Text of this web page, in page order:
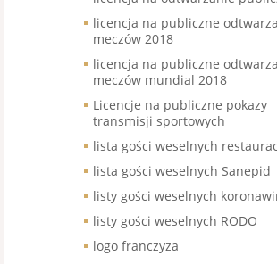
licencja na publiczne
meczów 2018
licencja na publiczne
meczów mundial 2018
Licencje na publiczne pokazy
transmisji sportowych
lista gości weselnych
lista gości weselnych Sanepid
listy gości weselnych
listy gości weselnych RODO
logo franczyza